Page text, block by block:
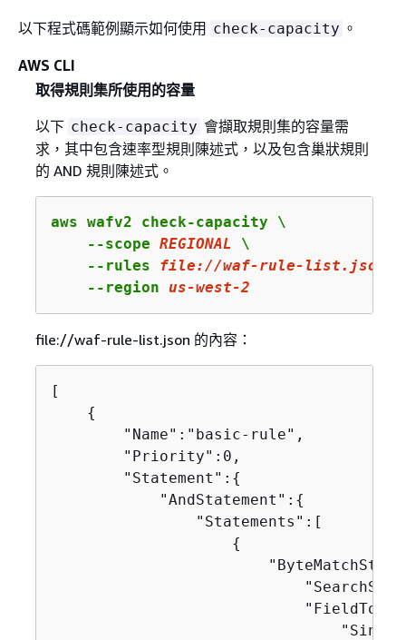
以下程式碼範例顯示如何使用 check-capacity 。
AWS CLI
取得規則集所使用的容量
以下 check-capacity 會擷取規則集的容量需
求，其中包含速率型規則陳述式，以及包含巢狀規則
的 AND 規則陳述式。
aws wafv2 check-capacity \
    --scope
REGIONAL \
    --rules
file: //waf-rule-list.json
    --region
us-west-2
file://waf-rule-list.json 的內容：
[
{
        "Name":"basic-rule",
        "Priority":0,
        "Statement":
{
            "AndStatement":
{
                "Statements":[
{